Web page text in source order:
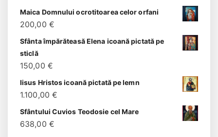
Maica Domnului ocrotitoarea celor orfani
200,00 €
Sfânta împărăteasă Elena icoană pictată pe
sticlă
150,00 €
Iisus Hristos icoană pictată pe lemn
1.100,00 €
Sfântului Cuvios Teodosie cel Mare
638,00 €